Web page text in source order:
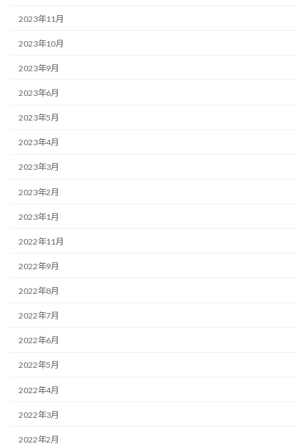
2023年11月
2023年10月
2023年9月
2023年6月
2023年5月
2023年4月
2023年3月
2023年2月
2023年1月
2022年11月
2022年9月
2022年8月
2022年7月
2022年6月
2022年5月
2022年4月
2022年3月
2022年2月